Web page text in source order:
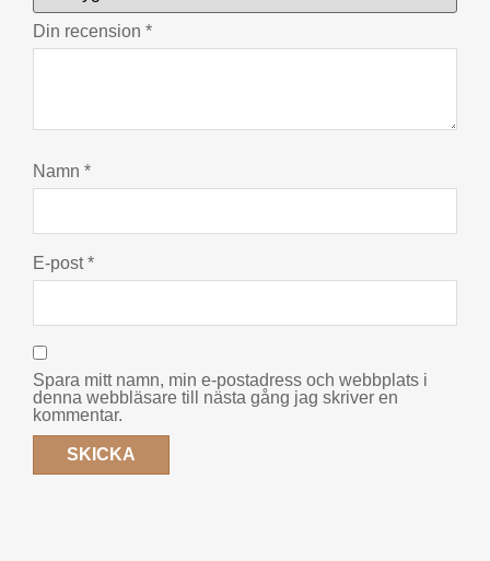
Din recension *
Namn *
E-post*
Spara mitt namn, min e-postadress och webbplats i
denna webbläsare till nästa gång jag skriver en
kommentar.